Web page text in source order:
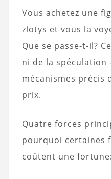
Vous achetez une
zlotys et vous la
Que se passe-t-il?
ni de la spéculation
mécanismes précis
prix.
Quatre forces
pourquoi certaines
coûtent une fortune: